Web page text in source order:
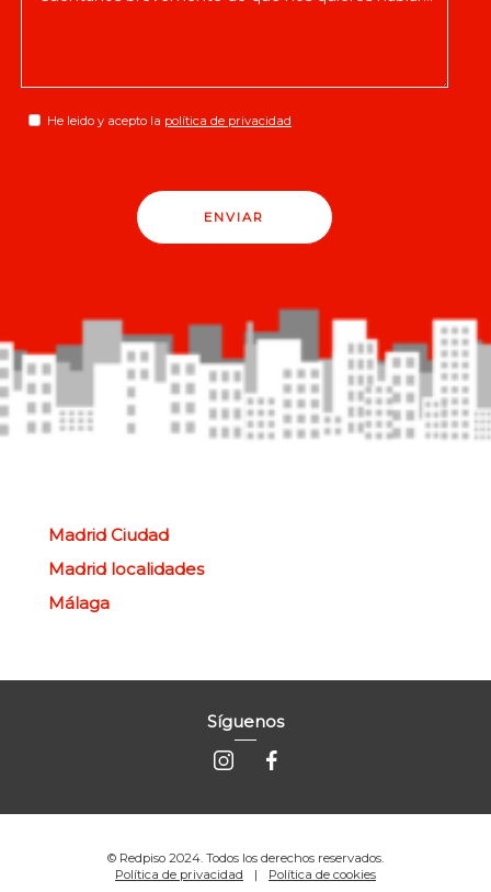
He leido y acepto la política de privacidad
ENVIAR
Madrid Ciudad
Madrid localidades
Málaga
Síguenos
© Redpiso 2024. Todos los derechos reservados.
Política de privacidad
Política de cookies